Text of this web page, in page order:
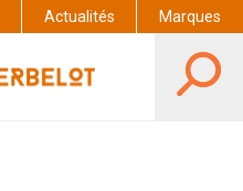
Actualités Marques